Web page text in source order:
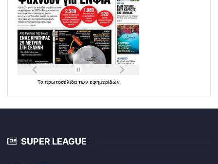
Τα πρωτοσέλιδα των εφημερίδων
SUPER LEAGUE